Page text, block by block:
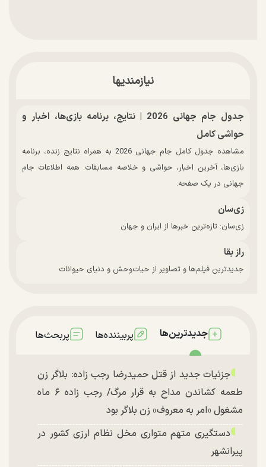
نیازمندیها
جدول جام جهانی 2026 | نتایج، برنامه بازی‌ها، اخبار و
حواشی کامل
مشاهده جدول کامل جام جهانی 2026 به همراه نتایج زنده، برنامه
بازی‌ها، آخرین اخبار، حواشی و خلاصه مسابقات. همه اطلاعات جام
جهانی در یک صفحه.
زی‌سان
زی‌سان: تازه‌ترین خبرها از ایران و جهان
راز بقا
جدیدترین فیلم‌ها و تصاویر از حیات‌وحش و دنیای حیوانات
جدیدترین‌ها پربیننده‌ها پربحث‌ها
جزئیات جدید از قتل حمیدرضا رجب زاده: بلاگر زن
طعمه کشاندن مداح به قرار مرگ/ رجب زاده ۶ ماه
مشغول «امر به معروف» زن بلاگر بود
دستگیری متهم متواری مخل نظام ارزی کشور در
پیرانشهر